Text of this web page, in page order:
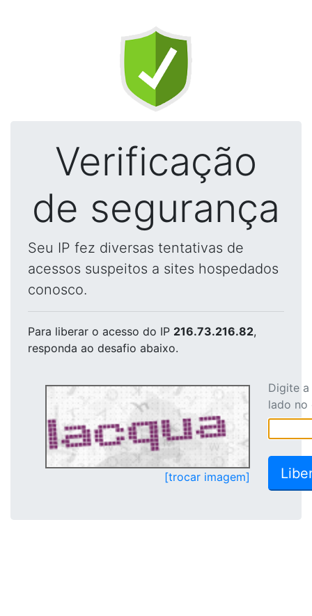
Verificação
de segurança
Seu IP fez diversas tentativas de
acessos suspeitos a sites hospedados
conosco.
Para liberar o acesso do IP 216.73.216.82,
responda ao desafio abaixo.
[trocar imagem]
Digite
lado no